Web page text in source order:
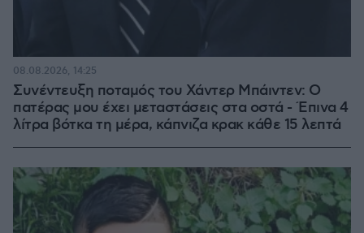
Συνέντευξη ποταμός του Χάντερ Μπάιντεν: Ο
πατέρας μου έχει μεταστάσεις στα οστά - Έπινα 4
λίτρα βότκα τη μέρα, κάπνιζα κρακ κάθε 15 λεπτά
08.08.2026, 14:25